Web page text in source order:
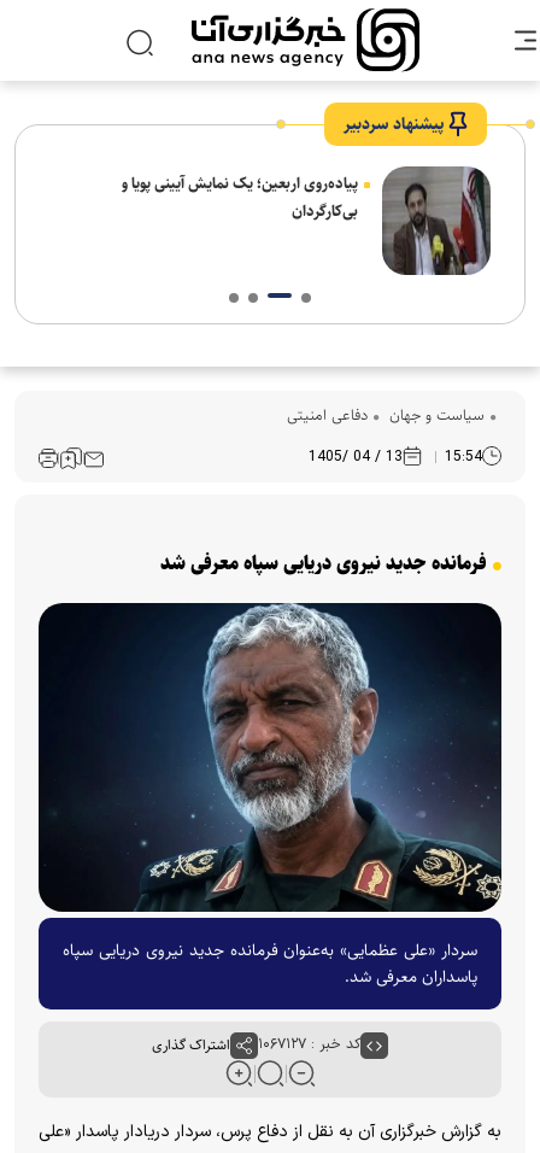
پیشنهاد سردبیر
پیاده‌روی اربعین؛ یک نمایش آیینی پویا و
بی‌کارگردان
سیاست و جهان دفاعی امنیتی
15:54
13 / 04 /1405
فرمانده جدید نیروی دریایی سپاه معرفی شد
سردار «علی عظمایی» به‌عنوان فرمانده جدید نیروی دریایی سپاه
پاسداران معرفی شد.
کد خبر : ۱۰۶۷۱۲۷ اشتراک گذاری
به گزارش خبرگزاری آن به نقل از دفاع‌ پرس، سردار دریادار پاسدار «علی